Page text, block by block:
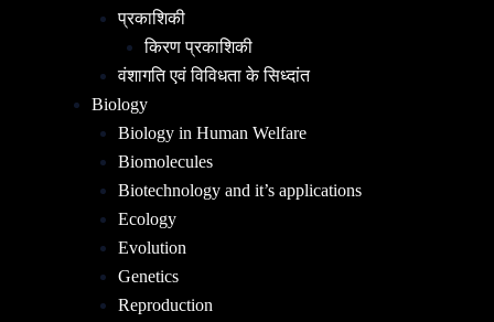
प्रकाशिकी
किरण प्रकाशिकी
वंशागति एवं विविधता के सिध्दांत
Biology
Biology in Human Welfare
Biomolecules
Biotechnology and it’s applications
Ecology
Evolution
Genetics
Reproduction